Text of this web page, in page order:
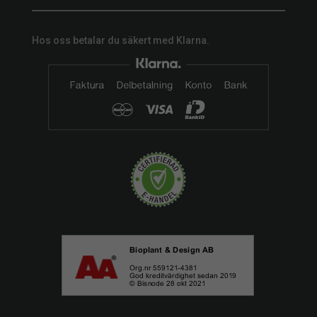
Hos oss betalar du säkert med Klarna.